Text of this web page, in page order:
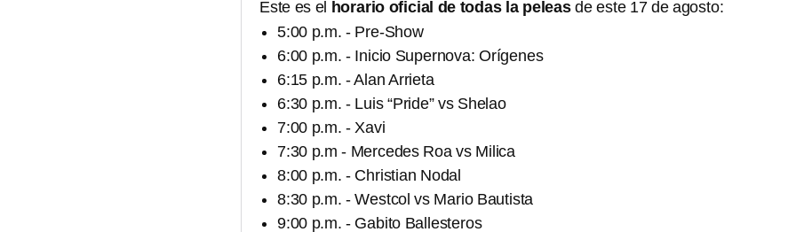
Este es el horario oficial de todas la peleasde este 17 de agosto:
5:00 p.m. - Pre-Show
6:00 p.m. - Inicio Supernova: Orígenes
6:15 p.m. - Alan Arrieta
6:30 p.m. - Luis “Pride” vs Shelao
7:00 p.m. - Xavi
7:30 p.m - Mercedes Roa vs Milica
8:00 p.m. - Christian Nodal
8:30 p.m. - Westcol vs Mario Bautista
9:00 p.m. - Gabito Ballesteros